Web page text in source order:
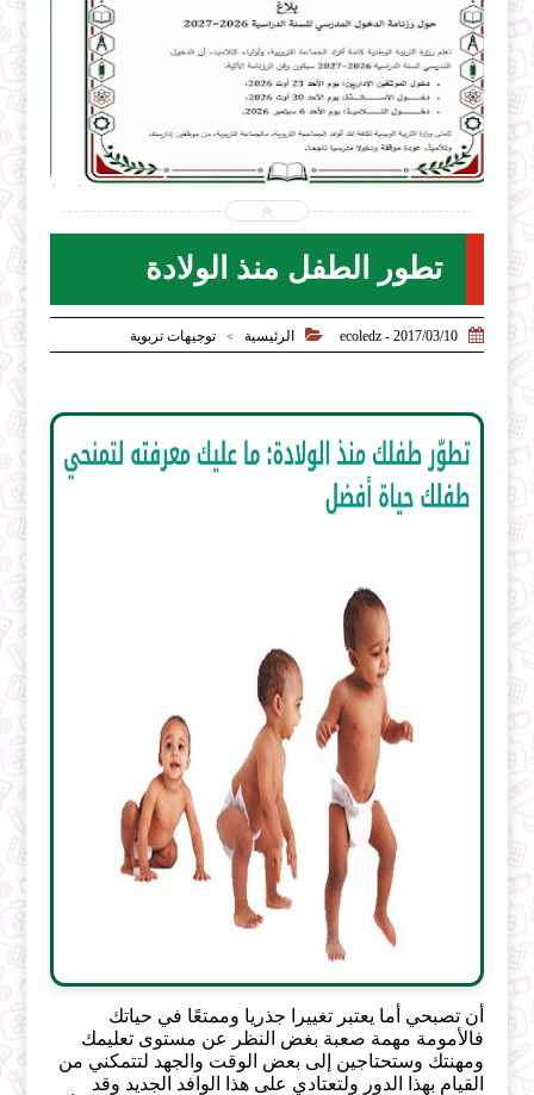
2026-07-31
ecoledz.net
تطور الطفل منذ الولادة

2017/03/10 - ecoledz
 الرئيسية > توجيهات تربوية
أن تصبحي أما يعتبر تغييرا جذريا وممتعًا في حياتك
فالأمومة مهمة صعبة بغض النظر عن مستوى تعليمك
ومهنتك وستحتاجين إلى بعض الوقت والجهد لتتمكني من
القيام بهذا الدور ولتعتادي على هذا الوافد الجديد وقد